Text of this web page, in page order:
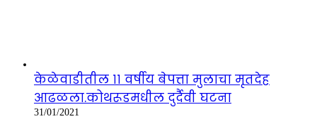
केळेवाडीतील ११ वर्षीय बेपत्ता मुलाचा मृतदेह
आढळला.कोथरूडमधील दुर्दैवी घटना
31/01/2021